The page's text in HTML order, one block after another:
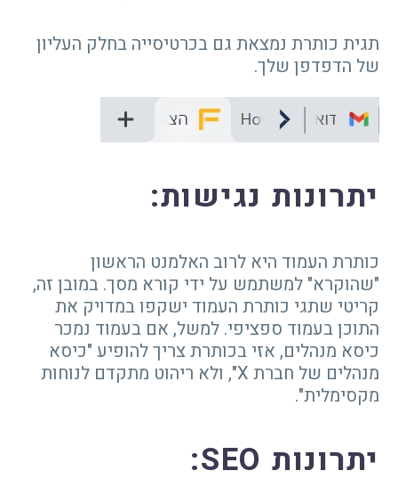
תגית כותרת נמצאת גם בכרטיסייה בחלק העליון
של הדפדפן שלך.
יתרונות נגישות:
כותרת העמוד היא לרוב האלמנט הראשון
"שהוקרא" למשתמש על ידי קורא מסך. במובן זה,
קריטי שתגי כותרת העמוד ישקפו במדויק את
התוכן בעמוד ספציפי. למשל, אם בעמוד נמכר
כיסא מנהלים, אזי בכותרת צריך להופיע "כיסא
מנהלים של חברת X", ולא ריהוט מתקדם לנוחות
מקסימלית".
יתרונות SEO
: